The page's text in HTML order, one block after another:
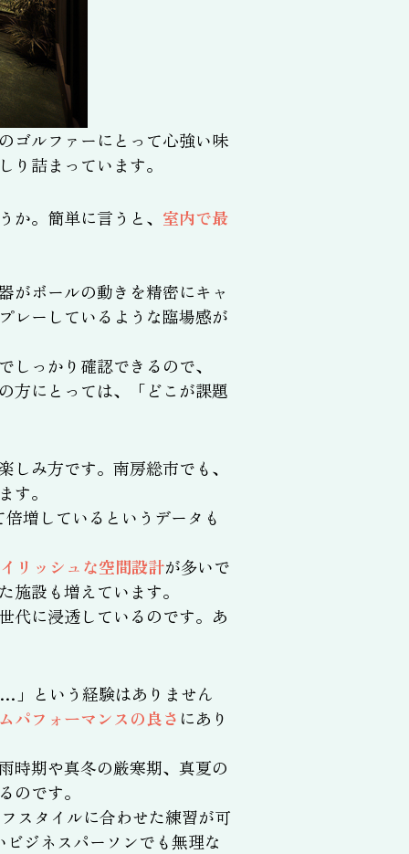
ゴルファーにとって心強い味
詰まっています。
。簡単に言うと、 室内で最
がボールの動きを精密にキャ
レーしているような臨場感が
っかり確認できるので、
方にとっては、「どこが課題
み方です。南房総市でも、
す。
増しているというデータも
リッシュな空間設計が多いで
設も増えています。
代に浸透しているのです。あ
」という経験はありません
パフォーマンスの良さ にあり
時期や真冬の厳寒期、真夏の
のです。
スタイルに合わせた練習が可
ジネスパーソンでも無理な